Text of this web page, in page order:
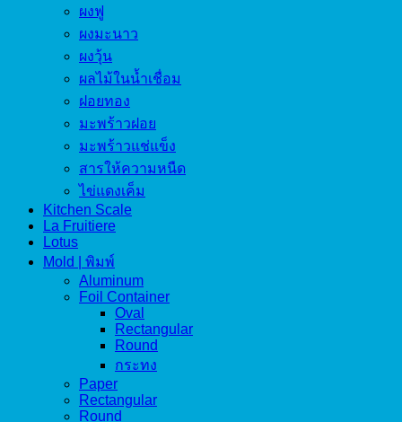
ผงฟู
ผงมะนาว
ผงวุ้น
ผลไม้ในน้ำเชื่อม
ฝอยทอง
มะพร้าวฝอย
มะพร้าวแช่แข็ง
สารให้ความหนืด
ไข่แดงเค็ม
Kitchen Scale
La Fruitiere
Lotus
Mold | พิมพ์
Aluminum
Foil Container
Oval
Rectangular
Round
กระทง
Paper
Rectangular
Round